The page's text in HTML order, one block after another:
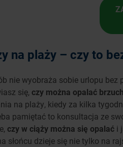
na plaży – czy to
nie wyobraża sobie urlopu
się, czy można opalać
na plaży, kiedy za kilka
pamiętać to konsultacja ze
czy w ciąży można się opalać i
słońcu dzieje się nie tylko na